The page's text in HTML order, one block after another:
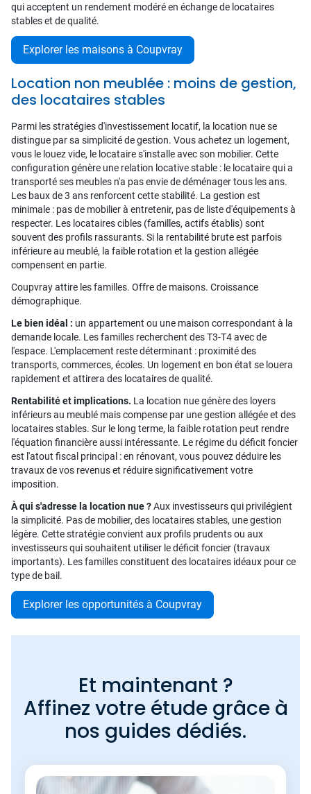
qui acceptent un rendement modéré en échange de locataires
stables et de qualité.
Explorer les maisons à Coupvray
Location non meublée : moins de gestion,
des locataires stables
Parmi les stratégies d'investissement locatif, la location nue se
distingue par sa simplicité de gestion. Vous achetez un logement,
vous le louez vide, le locataire s'installe avec son mobilier. Cette
configuration génère une relation locative stable : le locataire qui a
transporté ses meubles n'a pas envie de déménager tous les ans.
Les baux de 3 ans renforcent cette stabilité. La gestion est
minimale : pas de mobilier à entretenir, pas de liste d'équipements à
respecter. Les locataires cibles (familles, actifs établis) sont
souvent des profils rassurants. Si la rentabilité brute est parfois
inférieure au meublé, la faible rotation et la gestion allégée
compensent en partie.
Coupvray attire les familles. Offre de maisons. Croissance
démographique.
Le bien idéal : un appartement ou une maison correspondant à la
demande locale. Les familles recherchent des T3-T4 avec de
l'espace. L'emplacement reste déterminant : proximité des
transports, commerces, écoles. Un logement en bon état se louera
rapidement et attirera des locataires de qualité.
Rentabilité et implications. La location nue génère des loyers
inférieurs au meublé mais compense par une gestion allégée et des
locataires stables. Sur le long terme, la faible rotation peut rendre
l'équation financière aussi intéressante. Le régime du déficit foncier
est l'atout fiscal principal : en rénovant, vous pouvez déduire les
travaux de vos revenus et réduire significativement votre
imposition.
À qui s'adresse la location nue ?Aux investisseurs qui privilégient
la simplicité. Pas de mobilier, des locataires stables, une gestion
légère. Cette stratégie convient aux profils prudents ou aux
investisseurs qui souhaitent utiliser le déficit foncier (travaux
importants). Les familles constituent des locataires idéaux pour ce
type de bail.
Explorer les opportunités à Coupvray
Et maintenant ?
Affinez votre étude grâce à
nos guides dédiés.